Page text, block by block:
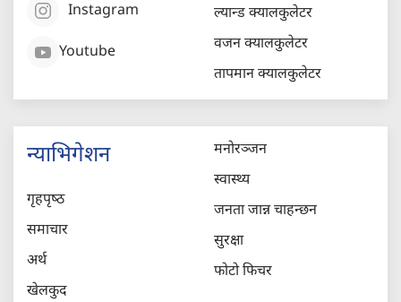
Instagram
Youtube
ल्यान्ड क्यालकुलेटर
वजन क्यालकुलेटर
तापमान क्यालकुलेटर
न्याभिगेशन
गृहपृष्‍ठ
समाचार
अर्थ
खेलकुद
मनोरञ्जन
स्वास्थ्य
जनता जान्न चाहन्छन
सुरक्षा
फोटो फिचर